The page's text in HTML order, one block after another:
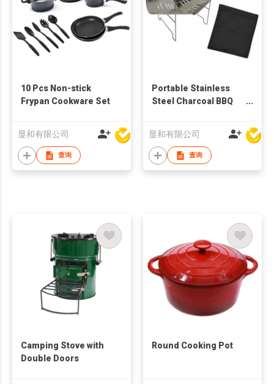
10 Pcs Non-stick
Frypan Cookware Set
显和有限公司
查询
Portable Stainless
Steel Charcoal BBQ
显和有限公司
查询
Camping Stove with
Double Doors
Round Cooking Pot